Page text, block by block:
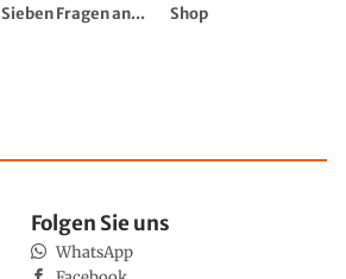
Sieben Fragen an...
Shop
Folgen Sie uns
WhatsApp